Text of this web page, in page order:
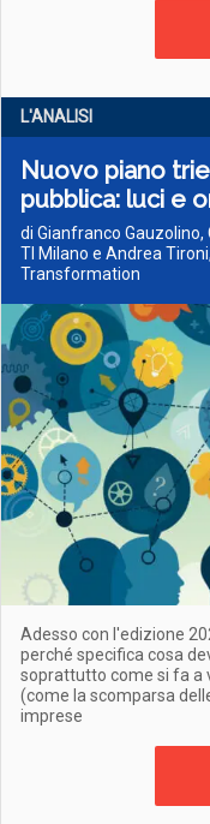
L'ANALISI
Nuovo piano
pubblica: luci e
di Gianfranco Gauzolino,
TI Milano e Andrea
Transformation
Adesso con l'edizione
perché specifica cosa
soprattutto come si fa a
(come la scomparsa
imprese